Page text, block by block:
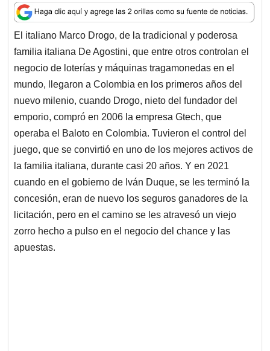
a
t
s
A
p
p
c
e
b
o
o
k
n
k
e
d
I
n
a
i
l
r
e
a
d
s
El italiano Marco Drogo, de la tradicional y poderosa
familia italiana De Agostini, que entre otros controlan el
negocio de loterías y máquinas tragamonedas en el
mundo, llegaron a Colombia en los primeros años del
nuevo milenio, cuando Drogo, nieto del fundador del
emporio, compró en 2006 la empresa Gtech, que
operaba el Baloto en Colombia. Tuvieron el control del
juego, que se convirtió en uno de los mejores activos de
la familia italiana, durante casi 20 años. Y en 2021
cuando en el gobierno de Iván Duque, se les terminó la
concesión, eran de nuevo los seguros ganadores de la
licitación, pero en el camino se les atravesó un viejo
zorro hecho a pulso en el negocio del chance y las
apuestas.